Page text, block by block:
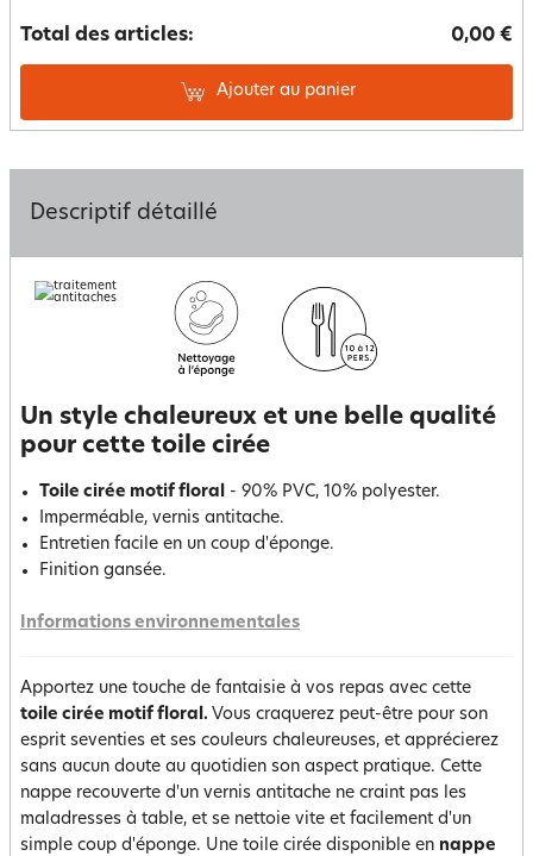
Total des articles: 0,00 €
Ajouter au panier
Descriptif détaillé
Un style chaleureux et une belle qualité
pour cette toile cirée
Toile cirée motif floral - 90% PVC, 10% polyester.
Imperméable, vernis antitache.
Entretien facile en un coup d'éponge.
Finition gansée.
Informations environnementales
Apportez une touche de fantaisie à vos repas avec cette
toile cirée motif floral. Vous craquerez peut-être pour son
esprit seventies et ses couleurs chaleureuses, et apprécierez
sans aucun doute au quotidien son aspect pratique. Cette
nappe recouverte d'un vernis antitache ne craint pas les
maladresses à table, et se nettoie vite et facilement d'un
simple coup d'éponge. Une toile cirée disponible en nappe